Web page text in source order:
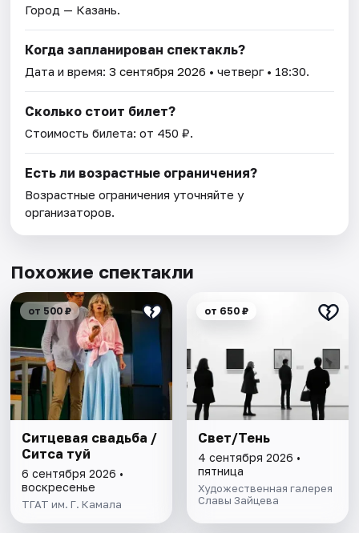
Город — Казань.
Когда запланирован спектакль?
Дата и время:3 сентября 2026 • четверг • 18:30.
Сколько стоит билет?
Стоимость билета: от 450 ₽.
Есть ли возрастные ограничения?
Возрастные ограничения уточняйте у
организаторов.
Похожие спектакли
от 500 ₽
Ситцевая свадьба /
Ситса туй
6 сентября 2026 •
воскресенье
ТГАТ им. Г. Камала
от 650 ₽
Свет/Тень
4 сентября 2026 •
пятница
Художественная галерея
Славы Зайцева